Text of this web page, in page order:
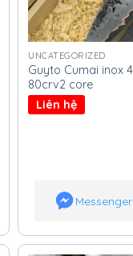
UNCATEGORIZED
Guyto Cumai inox
80crv2 core
Liên hệ
Messenger